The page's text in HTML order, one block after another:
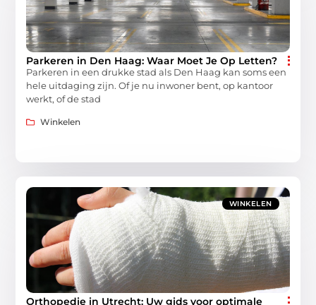
Parkeren in Den Haag: Waar Moet Je Op Letten?
Parkeren in een drukke stad als Den Haag kan soms een
hele uitdaging zijn. Of je nu inwoner bent, op kantoor
werkt, of de stad
Winkelen
WINKELEN
Orthopedie in Utrecht: Uw gids voor optimale